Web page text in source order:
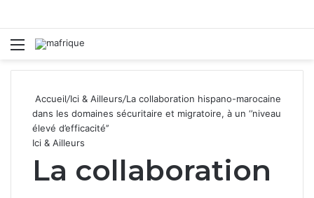
Menu
Accueil/Ici & Ailleurs/La collaboration hispano-marocaine
dans les domaines sécuritaire et migratoire, à un ‘’niveau
élevé d’efficacité’’
Ici & Ailleurs
La collaboration